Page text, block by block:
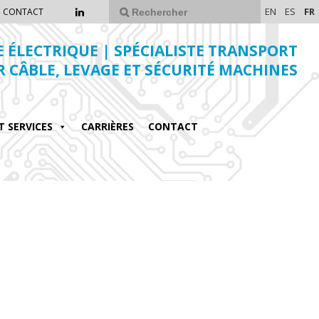
CONTACT EN ES FR
ÉLECTRIQUE | SPÉCIALISTE TRANSPORT
CÂBLE, LEVAGE ET SÉCURITÉ MACHINES
SERVICES CARRIÈRES CONTACT